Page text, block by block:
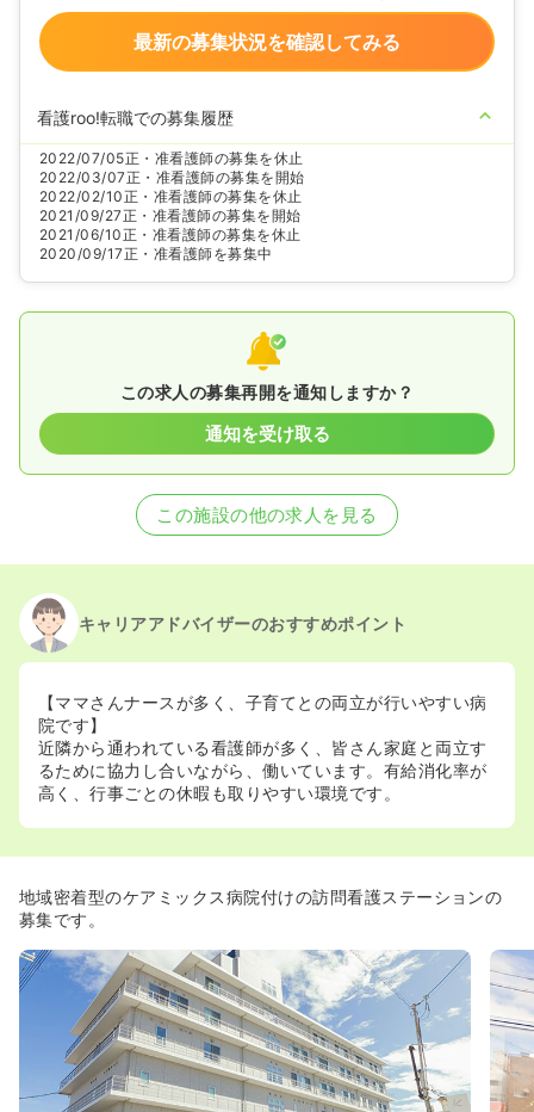
最新の募集状況を確認してみる
看護roo!転職での募集履歴
2022/07/05正・准看護師の募集を休止
2022/03/07正・准看護師の募集を開始
2022/02/10正・准看護師の募集を休止
2021/09/27正・准看護師の募集を開始
2021/06/10正・准看護師の募集を休止
2020/09/17正・准看護師を募集中
この求人の募集再開を通知しますか？
通知を受け取る
この施設の他の求人を見る
キャリアアドバイザーのおすすめポイント
【ママさんナースが多く、子育てとの両立が行いやすい病
院です】
近隣から通われている看護師が多く、皆さん家庭と両立す
るために協力し合いながら、働いています。有給消化率が
高く、行事ごとの休暇も取りやすい環境です。
地域密着型のケアミックス病院付けの訪問看護ステーションの
募集です。